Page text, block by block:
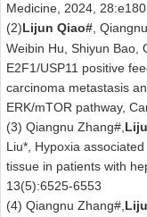
Medicine, 2024,
(2)Lijun Qiao# ,
Weibin Hu, Shiyun Bao,
E2F1/USP11 positive
carcinoma metastasis
ERK/mTOR pathway,
(3) Qiangnu Zhang#,
Liu*, Hypoxia
tissue in patients with
13(5):6525-6553
(4) Qiangnu Zhang#,